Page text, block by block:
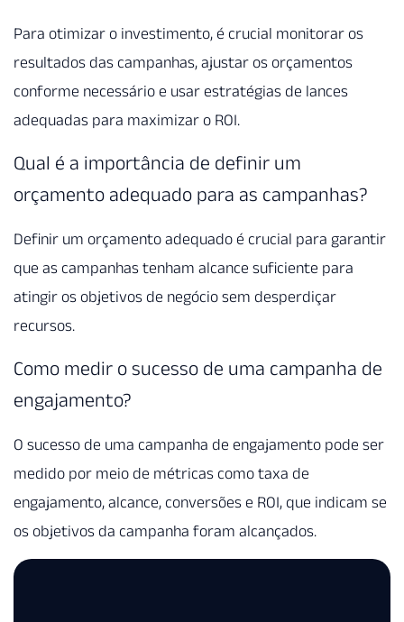
Para otimizar o investimento, é crucial monitorar os
resultados das campanhas, ajustar os orçamentos
conforme necessário e usar estratégias de lances
adequadas para maximizar o ROI.
Qual é a importância de definir um
orçamento adequado para as campanhas?
Definir um orçamento adequado é crucial para garantir
que as campanhas tenham alcance suficiente para
atingir os objetivos de negócio sem desperdiçar
recursos.
Como medir o sucesso de uma campanha de
engajamento?
O sucesso de uma campanha de engajamento pode ser
medido por meio de métricas como taxa de
engajamento, alcance, conversões e ROI, que indicam se
os objetivos da campanha foram alcançados.